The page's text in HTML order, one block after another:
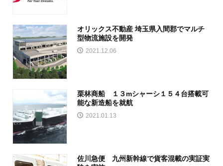
オリックス不動産 埼玉県入間郡でマルチ
型物流施設を開発
2021.12.06
栗林商船 １３mシャーシ１５４台搭載可
能な新造船を就航
2021.01.13
佐川急便 九州新幹線で貨客混載の実証実